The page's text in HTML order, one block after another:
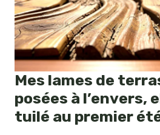
Mes lames de
posées à l’envers,
tuilé au premier